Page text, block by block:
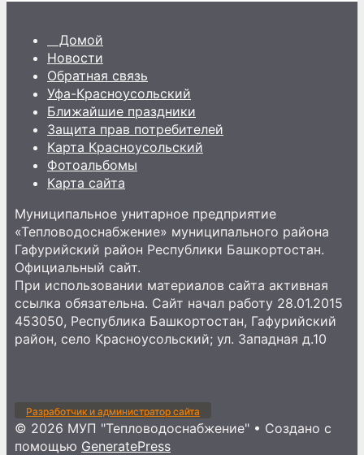
Домой
Новости
Обратная связь
Уфа-Красноусольский
Ближайшие праздники
Защита прав потребителей
Карта Красноусольский
Фотоальбомы
Карта сайта
Муниципальное унитарное предприятие
«Тепловодоснабжение» муниципального района
Гафурийский район Республики Башкортостан.
Официальный сайт.
При использовании материалов сайта активная
ссылка обязательна. Сайт начал работу 28.01.2015
453050, Республика Башкортостан, Гафурийский
район, село Красноусольский; ул. Западная д.10
Разработчик и администратор сайта
© 2026 МУП "Тепловодоснабжение" • Создано с
помощью GeneratePress